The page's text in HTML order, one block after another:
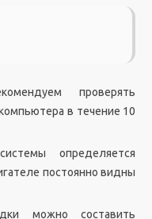
проверять
в течение 10
определяется
постоянно видны
можно составить